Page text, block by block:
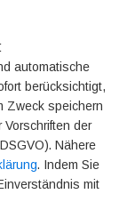
automatische
berücksichtigt,
Zweck speichern
Vorschriften der
Nähere
. Indem Sie
mit